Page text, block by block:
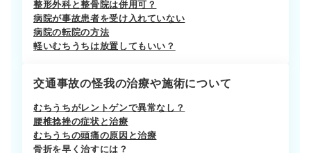
整形外科と整骨院は併用可？
病院が事故患者を受け入れていない
病院の転院の方法
軽いむちうちは放置してもいい？
交通事故の怪我の治療や施術について
むちうちがレントゲンで異常なし？
腰椎捻挫の症状と治療
むちうちの頭痛の原因と治療
骨折を早く治すには？